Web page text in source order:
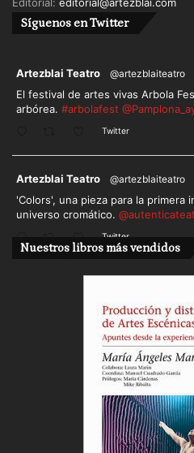
Editorial: editorial@artezblai.com
Síguenos en Twitter
Artezblai Teatro @artezblaiteatro
El festival de artes vivas Arbola
arbórea. #arbolafest
Twitter
Artezblai Teatro @artezblaiteatro
'Colors', una pieza para la primera
universo cromático.
Twitter
Cargar
Nuestros libros más vendidos